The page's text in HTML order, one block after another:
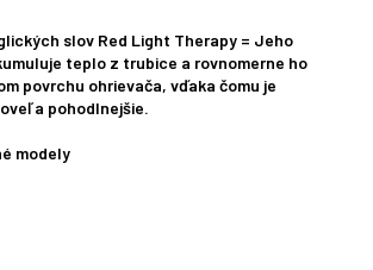
slov Red Light Therapy = Jeho
teplo z trubice a rovnomerne ho
povrchu ohrievača, vďaka čomu je
pohodlnejšie.
modely